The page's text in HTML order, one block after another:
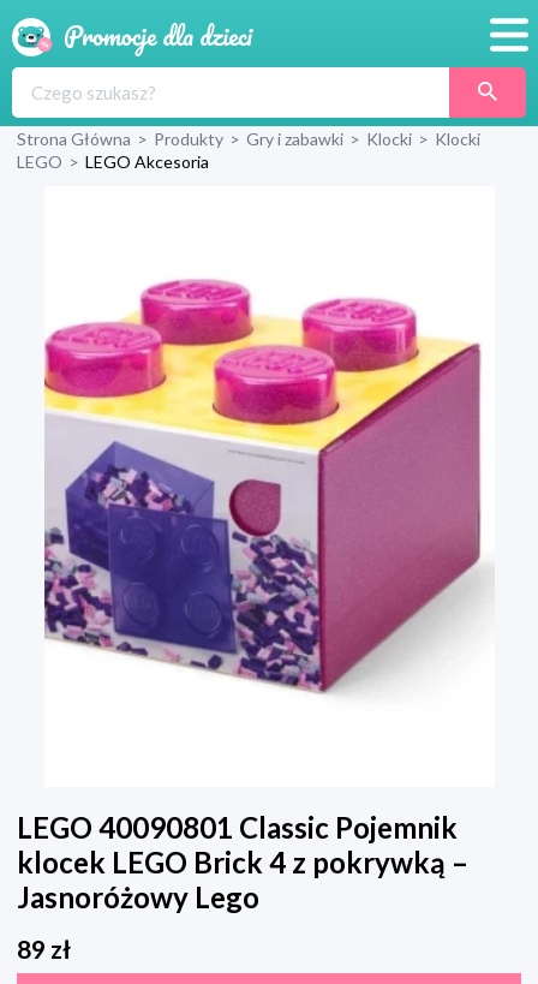
Produkty
Wyprawka
Strona Główna > Produkty > Gry i zabawki > Klocki > Klocki
LEGO > LEGO Akcesoria
LEGO 40090801 Classic Pojemnik
klocek LEGO Brick 4 z pokrywką –
Jasnoróżowy Lego
89 zł